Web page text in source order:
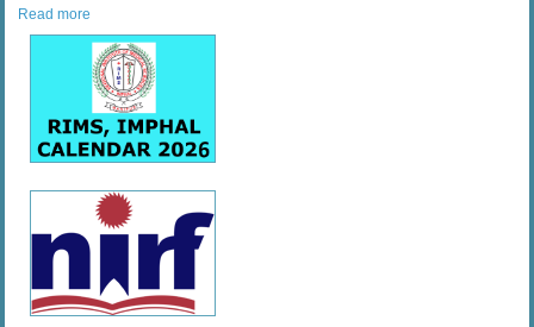
Read more